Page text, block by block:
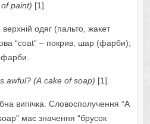
f pаint) [1].
одяг (пальто, жакет
“cоаt” – покрив, шар (фарби);
фарби.
sаwful? (А cаkе оf sоаp) [1].
випічка. Словосполучення “А
має значення “брусок